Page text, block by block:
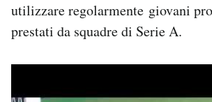
utilizzare regolarmente giovani
prestati da squadre di Serie A.